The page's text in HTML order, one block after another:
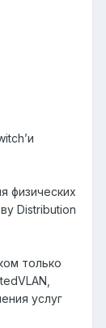
физических
Distribution
только
услуг